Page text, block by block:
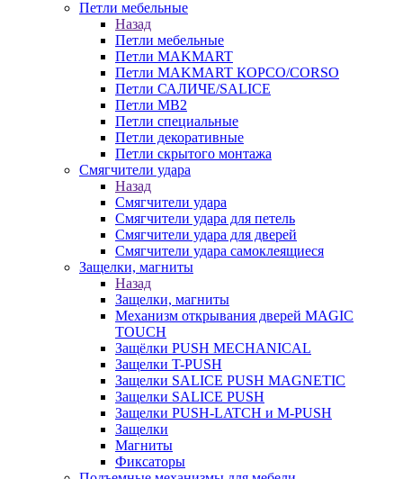
Петли мебельные
Назад
Петли мебельные
Петли MAKMART
Петли MAKMART КОРСО/CORSO
Петли САЛИЧЕ/SALICE
Петли MB2
Петли специальные
Петли декоративные
Петли скрытого монтажа
Смягчители удара
Назад
Смягчители удара
Смягчители удара для петель
Смягчители удара для дверей
Cмягчители удара самоклеящиеся
Защелки, магниты
Назад
Защелки, магниты
Механизм открывания дверей MAGIC
TOUCH
Защёлки PUSH MECHANICAL
Защелки T-PUSH
Защелки SALICE PUSH MAGNETIC
Защелки SALICE PUSH
Защелки PUSH-LATCH и M-PUSH
Защелки
Магниты
Фиксаторы